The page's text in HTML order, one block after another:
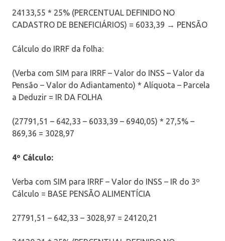
24133,55 * 25% (PERCENTUAL DEFINIDO NO
CADASTRO DE BENEFICIÁRIOS) = 6033,39 → PENSÃO
Cálculo do IRRF da folha:
(Verba com SIM para IRRF – Valor do INSS – Valor da
Pensão – Valor do Adiantamento) * Alíquota – Parcela
a Deduzir = IR DA FOLHA
(27791,51 – 642,33 – 6033,39 – 6940,05) * 27,5% –
869,36 = 3028,97
4º Cálculo:
Verba com SIM para IRRF – Valor do INSS – IR do 3º
Cálculo = BASE PENSÃO ALIMENTÍCIA
27791,51 – 642,33 – 3028,97 = 24120,21